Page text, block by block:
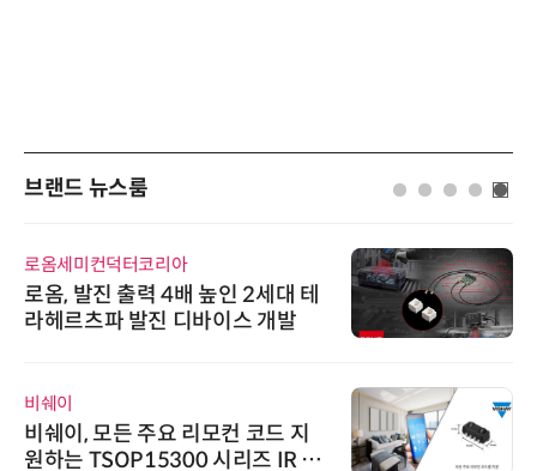
브랜드 뉴스룸
로옴세미컨덕터코리아
로옴, 발진 출력 4배 높인 2세대 테
라헤르츠파 발진 디바이스 개발
비쉐이
비쉐이, 모든 주요 리모컨 코드 지
원하는 TSOP15300 시리즈 IR 수